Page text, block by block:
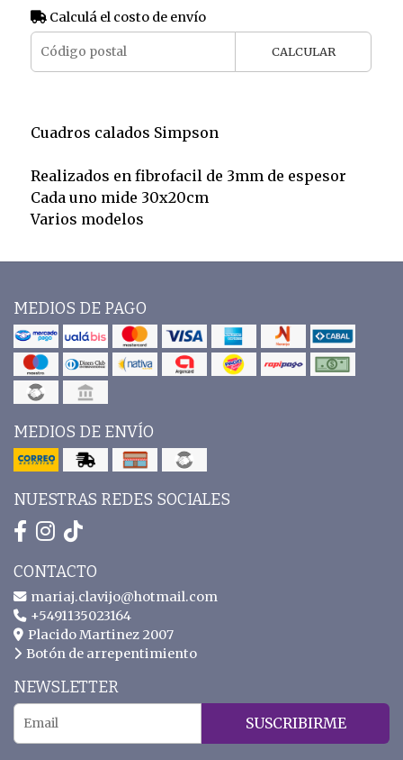
Calculá el costo de envío
CALCULAR
Cuadros calados Simpson
Realizados en fibrofacil de 3mm de espesor
Cada uno mide 30x20cm
Varios modelos
MEDIOS DE PAGO
MEDIOS DE ENVÍO
NUESTRAS REDES SOCIALES
CONTACTO
mariaj.clavijo@hotmail.com
+5491135023164
Placido Martinez 2007
Botón de arrepentimiento
NEWSLETTER
SUSCRIBIRME